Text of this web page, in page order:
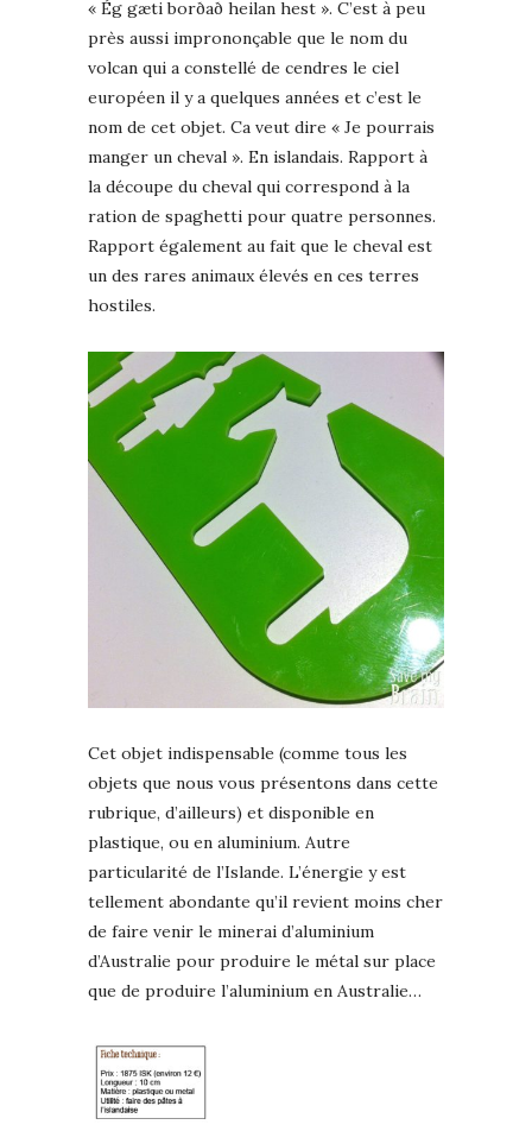
« Ég gæti borðað heilan hest ». C’est à peu
près aussi imprononçable que le nom du
volcan qui a constellé de cendres le ciel
européen il y a quelques années et c’est le
nom de cet objet. Ca veut dire « Je pourrais
manger un cheval ». En islandais. Rapport à
la découpe du cheval qui correspond à la
ration de spaghetti pour quatre personnes.
Rapport également au fait que le cheval est
un des rares animaux élevés en ces terres
hostiles.
Cet objet indispensable (comme tous les
objets que nous vous présentons dans cette
rubrique, d’ailleurs) et disponible en
plastique, ou en aluminium. Autre
particularité de l’Islande. L’énergie y est
tellement abondante qu’il revient moins cher
de faire venir le minerai d’aluminium
d’Australie pour produire le métal sur place
que de produire l’aluminium en Australie…